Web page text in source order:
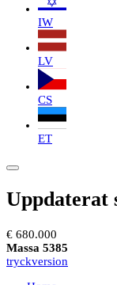
IW
LV
CS
ET
Uppdaterat
€ 680.000
Massa 5385
tryckversion